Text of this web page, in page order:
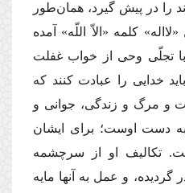
را در پیش گیرد، همان‌طور
كلمه «الاّ اللّه» آمده
با تجلّى وحى از خواب غفلت
خدایى را عبادت كنند كه
و مرگ و زندگى، جوانى و
دست اوست؛ براى ایشان
تكالیف او از سرچشمه
و عمل به آنها مایه